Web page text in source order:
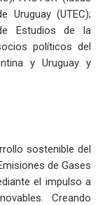
Uruguay (UTEC);
Estudios de la
políticos del
y Uruguay y
sostenible del
de Gases
el impulso a
Creando